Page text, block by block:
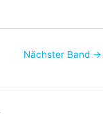
Nächster Band →